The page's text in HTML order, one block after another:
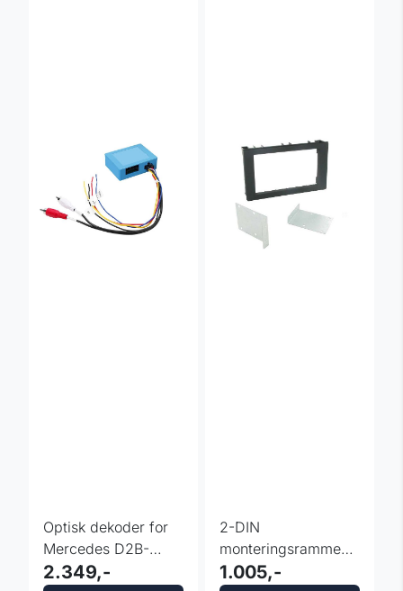
Optisk dekoder for
Mercedes D2B-
lydsystem
2.349,-
2-DIN
monteringsramme
Saab 9-3 2007 -
1.005,-